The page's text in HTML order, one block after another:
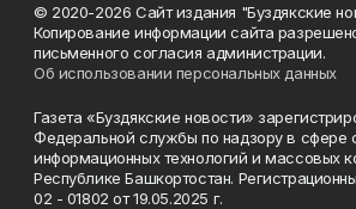
© 2020-2026 Сайт издания "Буздякские
Копирование информации сайта
письменного согласия администрации.
Об использовании персональных данных
Газета «Буздякские новости»
Федеральной службы по надзору в сфере
информационных технологий и массовых
Республике Башкортостан.
02 - 01802 от 19.05.2025 г.